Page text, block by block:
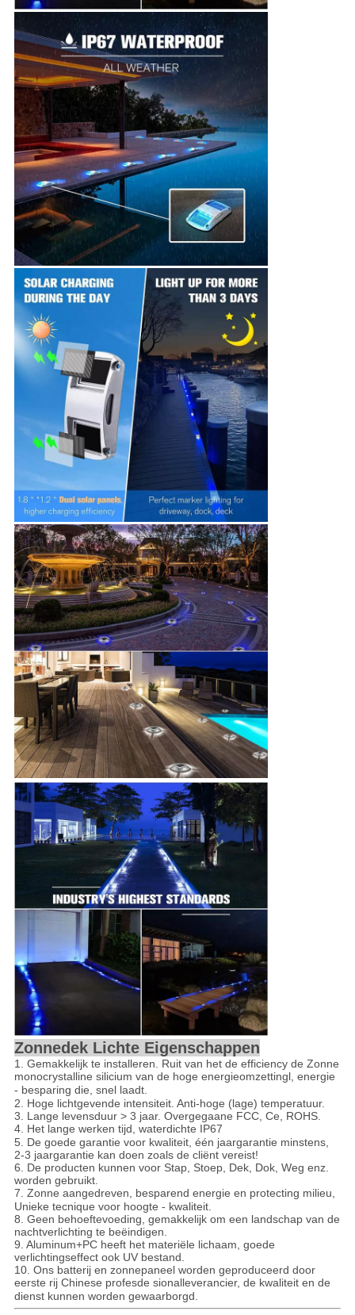
Zonnedek Lichte Eigenschappen
1. Gemakkelijk te installeren. Ruit van het de efficiency de Zonne
monocrystalline silicium van de hoge energieomzettingl, energie
- besparing die, snel laadt.
2. Hoge lichtgevende intensiteit. Anti-hoge (lage) temperatuur.
3. Lange levensduur > 3 jaar. Overgegaane FCC, Ce, ROHS.
4. Het lange werken tijd, waterdichte IP67
5. De goede garantie voor kwaliteit, één jaargarantie minstens,
2-3 jaargarantie kan doen zoals de cliënt vereist!
6. De producten kunnen voor Stap, Stoep, Dek, Dok, Weg enz.
worden gebruikt.
7. Zonne aangedreven, besparend energie en protecting milieu,
Unieke tecnique voor hoogte - kwaliteit.
8. Geen behoeftevoeding, gemakkelijk om een landschap van de
nachtverlichting te beëindigen.
9. Aluminum+PC heeft het materiële lichaam, goede
verlichtingseffect ook UV bestand.
10. Ons batterij en zonnepaneel worden geproduceerd door
eerste rij Chinese profesde sionalleverancier, de kwaliteit en de
dienst kunnen worden gewaarborgd.